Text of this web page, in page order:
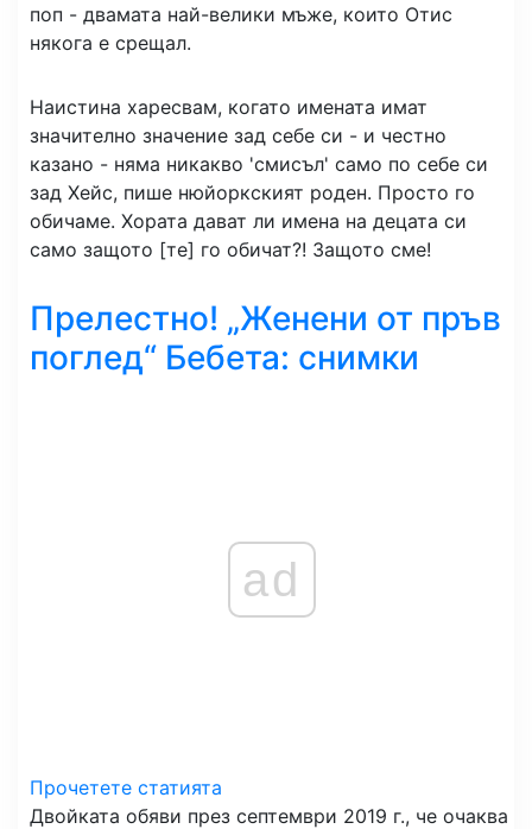
поп - двамата най-велики мъже, които Отис
някога е срещал.
Наистина харесвам, когато имената имат
значително значение зад себе си - и честно
казано - няма никакво 'смисъл' само по себе си
зад Хейс, пише нюйоркският роден. Просто го
обичаме. Хората дават ли имена на децата си
само защото [те] го обичат?! Защото сме!
Прелестно! „Женени от пръв
поглед“ Бебета: снимки
ad
Прочетете статията
Двойката обяви през септември 2019 г., че очаква